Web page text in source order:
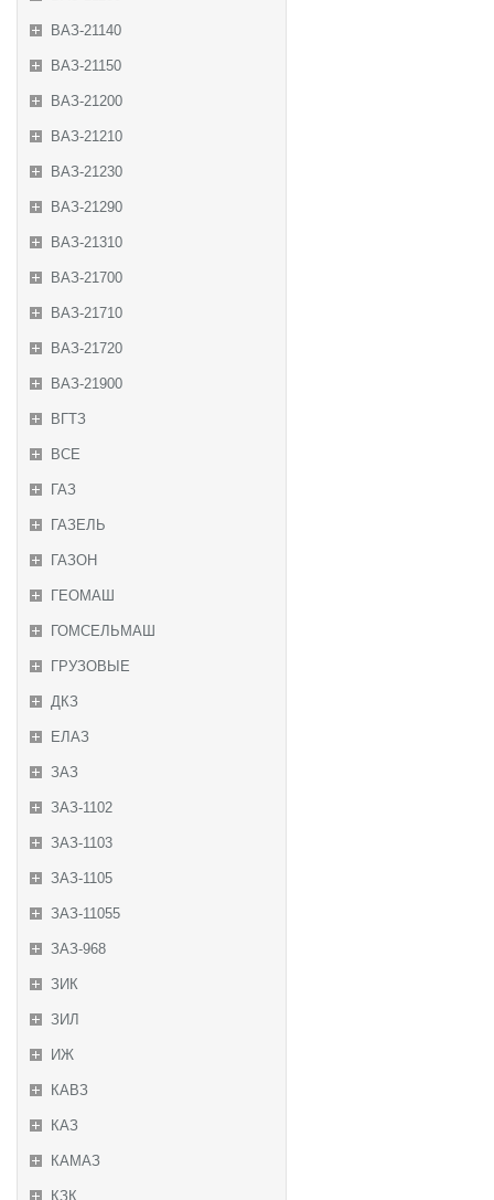
ВАЗ-21140
ВАЗ-21150
ВАЗ-21200
ВАЗ-21210
ВАЗ-21230
ВАЗ-21290
ВАЗ-21310
ВАЗ-21700
ВАЗ-21710
ВАЗ-21720
ВАЗ-21900
ВГТЗ
ВСЕ
ГАЗ
ГАЗЕЛЬ
ГАЗОН
ГЕОМАШ
ГОМСЕЛЬМАШ
ГРУЗОВЫЕ
ДКЗ
ЕЛАЗ
ЗАЗ
ЗАЗ-1102
ЗАЗ-1103
ЗАЗ-1105
ЗАЗ-11055
ЗАЗ-968
ЗИК
ЗИЛ
ИЖ
КАВЗ
КАЗ
КАМАЗ
КЗК